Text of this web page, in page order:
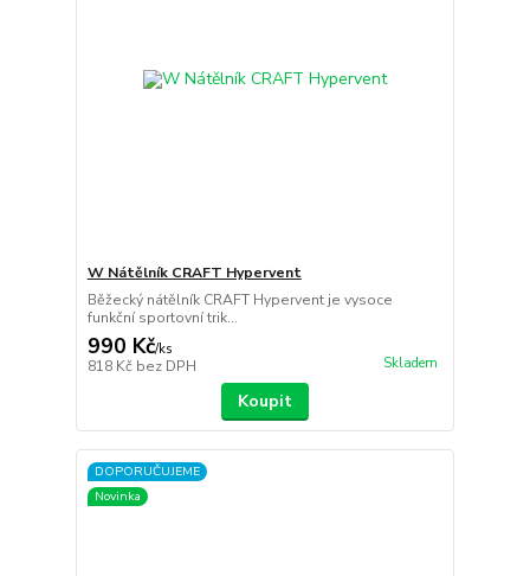
W Nátělník CRAFT Hypervent
Běžecký nátělník CRAFT Hypervent je vysoce
funkční sportovní trik...
990 Kč/ks
818 Kč bez DPH Skladem
Koupit
DOPORUČUJEME
Novinka